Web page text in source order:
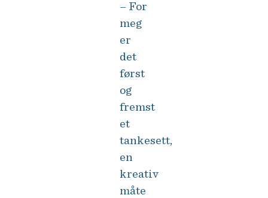
– For
meg
er
det
først
og
fremst
et
tankesett,
en
kreativ
måte